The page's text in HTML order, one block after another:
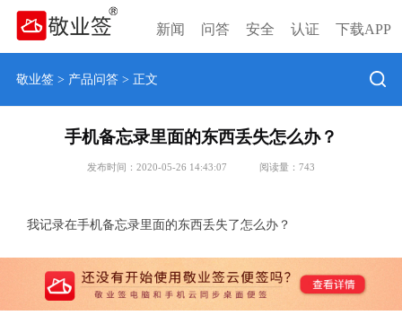
新闻 问答 安全 认证 下载APP
敬业签> 产品问答> 正文
手机备忘录里面的东西丢失怎么办？
发布时间：2020-05-26 14:43:07 阅读量： 743
我记录在手机备忘录里面的东西丢失了怎么办？